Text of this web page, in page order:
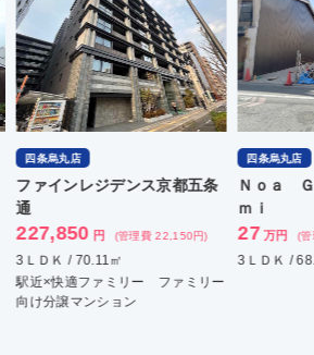
四条烏丸店
ファインレジデンス京都五条
通
227,850 円 (管理費 22,150円)
3ＬＤＫ / 70.11㎡
駅近×快適ファミリー ファミリー
向け分譲マンション
四条烏丸店
Ｎｏａ Ｇ
ｍｉ
27 万円 (
3ＬＤＫ /